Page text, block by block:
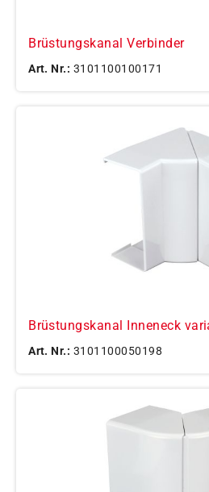
Brüstungskanal Verbinder
Art. Nr.: 3101100100171
Brüstungskanal Inneneck
Art. Nr.: 3101100050198